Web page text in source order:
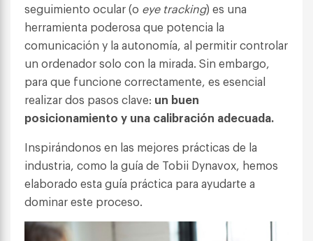
seguimiento ocular (o eye tracking) es una
herramienta poderosa que potencia la
comunicación y la autonomía, al permitir controlar
un ordenador solo con la mirada. Sin embargo,
para que funcione correctamente, es esencial
realizar dos pasos clave: un buen
posicionamiento y una calibración adecuada.
Inspirándonos en las mejores prácticas de la
industria, como la guía de Tobii Dynavox, hemos
elaborado esta guía práctica para ayudarte a
dominar este proceso.